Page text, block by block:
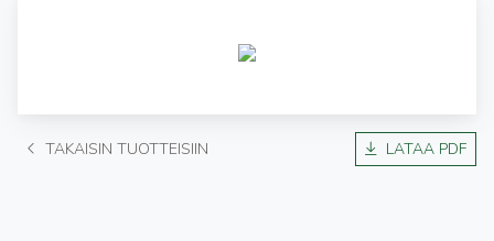
TAKAISIN TUOTTEISIIN LATAA PDF